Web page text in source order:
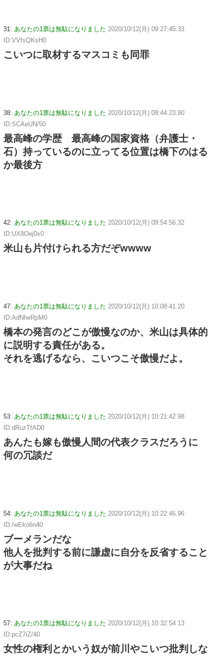
31: あなたの1票は無駄になりました 2020/10/12(月) 09:27:45.33
ID:VVfsQKsH0
こいつに取材するマスコミも同罪
38: あなたの1票は無駄になりました 2020/10/12(月) 09:44:23.90
ID:SCAeUN/50
最高峰の学歴 最高峰の国家資格（弁護士・
石）持っているのに立ってる位置は橋下のはる
か最後方
42: あなたの1票は無駄になりました 2020/10/12(月) 09:54:56.32
ID:UX8Oej0x0
米山も片付けられる方だぞwwww
47: あなたの1票は無駄になりました 2020/10/12(月) 10:08:41.20
ID:AdNheRpM0
橋本の発言のどこが傲慢なのか、米山は具体的
に説明する責任がある。
それを逃げるなら、こいつこそ傲慢だよ。
53: あなたの1票は無駄になりました 2020/10/12(月) 10:21:42.98
ID:dRuzTfAD0
あんたも嫁も傲慢人間の代表クラスだろうに
何の冗談だ
54: あなたの1票は無駄になりました 2020/10/12(月) 10:22:46.96
ID:/wEko6n40
ブーメランだな
他人を批判する前に謙虚に自分を反省すること
が大事だね
57: あなたの1票は無駄になりました 2020/10/12(月) 10:32:54.13
ID:pcZ7iZ/40
女性の権利とかいう奴が前川やこいつ批判しな